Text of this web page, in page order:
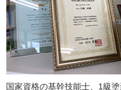
国家資格の基幹技能士、1級